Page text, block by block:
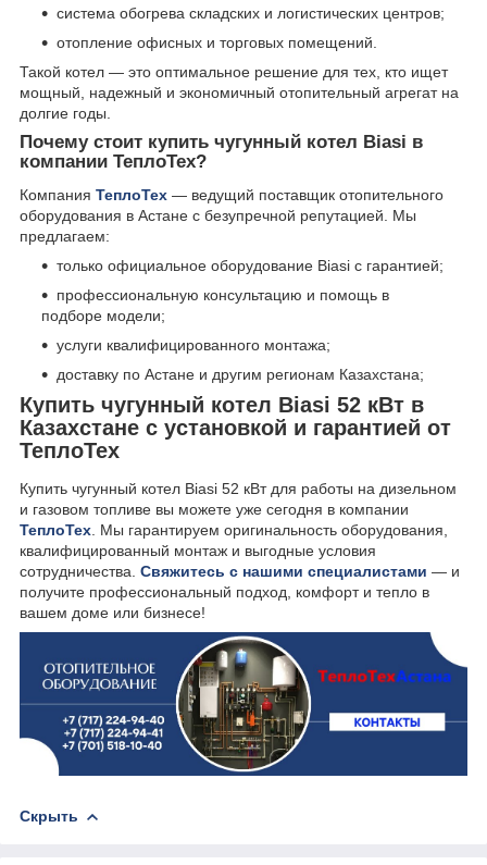
система обогрева складских и логистических центров;
отопление офисных и торговых помещений.
Такой котел — это оптимальное решение для тех, кто ищет
мощный, надежный и экономичный отопительный агрегат на
долгие годы.
Почему стоит купить чугунный котел Biasi в
компании ТеплоТех?
Компания ТеплоТех — ведущий поставщик отопительного
оборудования в Астане с безупречной репутацией. Мы
предлагаем:
только официальное оборудование Biasi с гарантией;
профессиональную консультацию и помощь в
подборе модели;
услуги квалифицированного монтажа;
доставку по Астане и другим регионам Казахстана;
Купить чугунный котел Biasi 52 кВт в
Казахстане с установкой и гарантией от
ТеплоТех
Купить чугунный котел Biasi 52 кВт для работы на дизельном
и газовом топливе вы можете уже сегодня в компании
ТеплоТех. Мы гарантируем оригинальность оборудования,
квалифицированный монтаж и выгодные условия
сотрудничества. Свяжитесь с нашими специалистами — и
получите профессиональный подход, комфорт и тепло в
вашем доме или бизнесе!
Скрыть